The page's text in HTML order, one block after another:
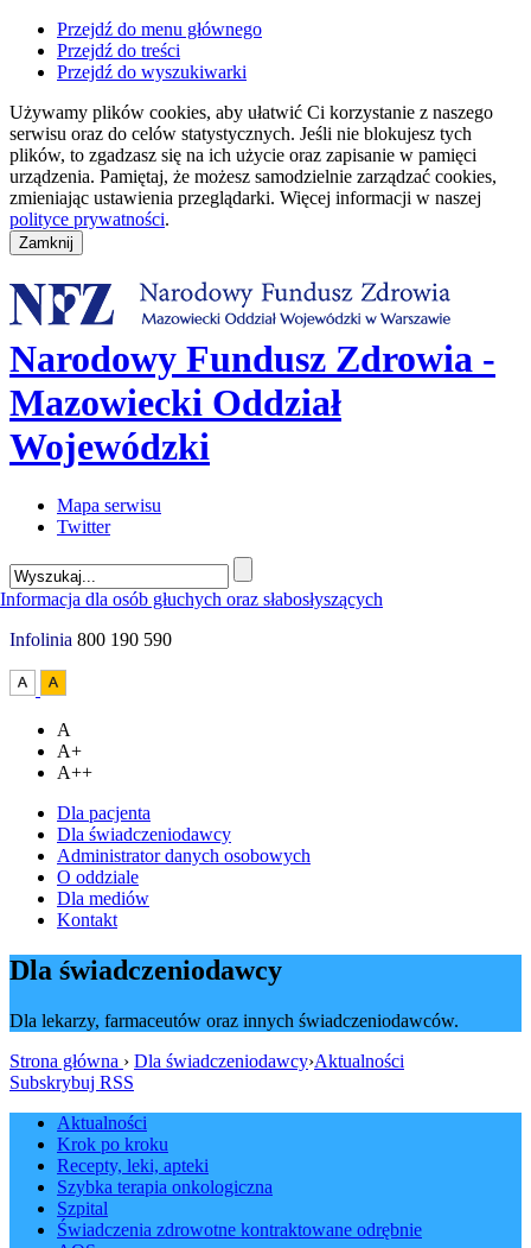
Przejdź do menu głównego
Przejdź do treści
Przejdź do wyszukiwarki
Używamy plików cookies, aby ułatwić Ci korzystanie z naszego
serwisu oraz do celów statystycznych. Jeśli nie blokujesz tych
plików, to zgadzasz się na ich użycie oraz zapisanie w pamięci
urządzenia. Pamiętaj, że możesz samodzielnie zarządzać cookies,
zmieniając ustawienia przeglądarki. Więcej informacji w naszej
polityce prywatności.
Narodowy Fundusz Zdrowia -
Mazowiecki Oddział
Wojewódzki
Mapa serwisu
Twitter
Infolinia 800 190 590
A
A+
A++
Dla pacjenta
Dla świadczeniodawcy
Administrator danych osobowych
O oddziale
Dla mediów
Kontakt
Dla świadczeniodawcy
Dla lekarzy, farmaceutów oraz innych świadczeniodawców.
Strona główna › Dla świadczeniodawcy›Aktualności
Subskrybuj RSS
Aktualności
Krok po kroku
Recepty, leki, apteki
Szybka terapia onkologiczna
Szpital
Świadczenia zdrowotne kontraktowane odrębnie